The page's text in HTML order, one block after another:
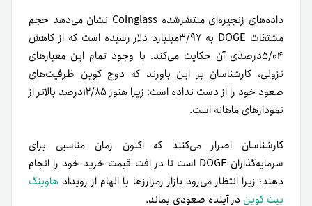
داده‌های زنجیره‌ای منتشر‌شده Coinglass نشان می‌دهد حجم
مشتقات DOGE به ۳/۹۷میلیارد دلار رسیده است که از کاهش
۵/۰۴درصدی آن حکایت می‌کند. با وجود تمام این معیارهای
نزولی، کارشناسان بر این باورند که دوج کوین ظرفیت‌های
صعود خود را از دست نداده است؛ زیرا هنوز ۱۲/۸۵درصد بالاتر از
نمودارهای ماهانه است.
کارشناسان اصرار می‌کنند که اکنون زمان مناسبی برای
سرمایه‌گذاران DOGE است تا در افت قیمت خرید خود را انجام
دهند؛ زیرا انتظار می‌رود بازار رمزارزها با الهام از رویداد هاوینگ
بیت کوین در آینده صعودی بماند.